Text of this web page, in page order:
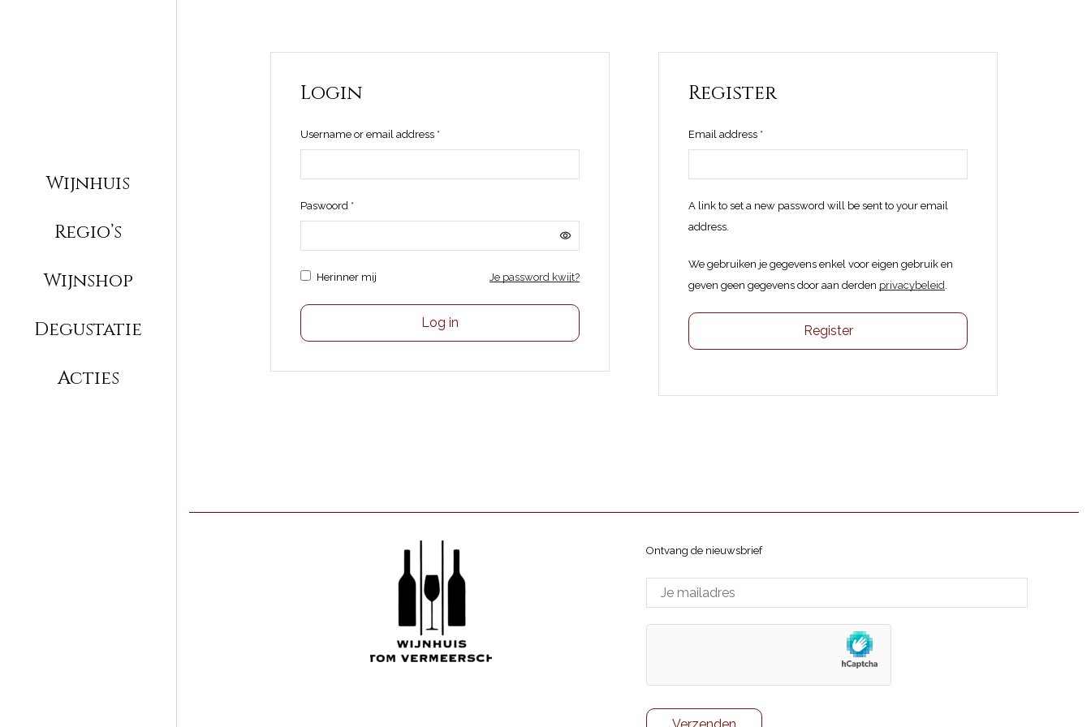
Wijnhuis
Regio’s
Wijnshop
Degustatie
Acties
Login
Username or email address *Vereist
Paswoord *Vereist
Herinner mij Je password kwijt?
Log in
Register
Email address *Vereist
A link to set a new password will be sent to your email
address.
We gebruiken je gegevens enkel voor eigen gebruik en
geven geen gegevens door aan derden privacybeleid
Register
Ontvang de nieuwsbrief